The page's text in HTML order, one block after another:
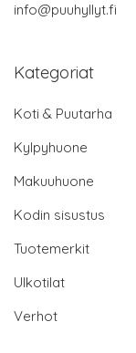
info@puuhyllyt.fi
Kategoriat
Koti & Puutarha
Kylpyhuone
Makuuhuone
Kodin sisustus
Tuotemerkit
Ulkotilat
Verhot